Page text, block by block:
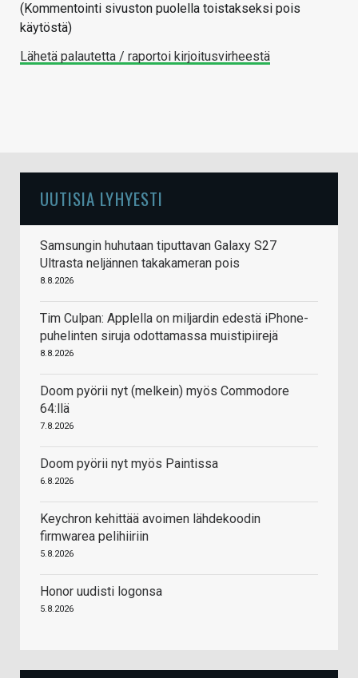
(Kommentointi sivuston puolella toistakseksi pois
käytöstä)
Lähetä palautetta / raportoi kirjoitusvirheestä
UUTISIA LYHYESTI
Samsungin huhutaan tiputtavan Galaxy S27
Ultrasta neljännen takakameran pois
8.8.2026
Tim Culpan: Applella on miljardin edestä iPhone-
puhelinten siruja odottamassa muistipiirejä
8.8.2026
Doom pyörii nyt (melkein) myös Commodore
64:llä
7.8.2026
Doom pyörii nyt myös Paintissa
6.8.2026
Keychron kehittää avoimen lähdekoodin
firmwarea pelihiiriin
5.8.2026
Honor uudisti logonsa
5.8.2026